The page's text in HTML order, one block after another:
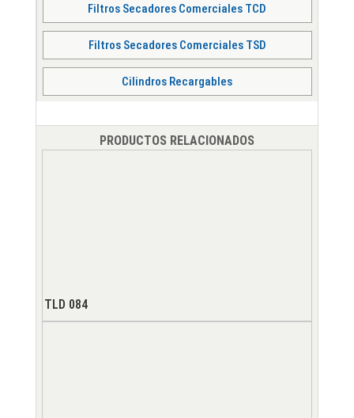
Filtros Secadores Comerciales TCD
Filtros Secadores Comerciales TSD
Cilindros Recargables
PRODUCTOS RELACIONADOS
TLD 084